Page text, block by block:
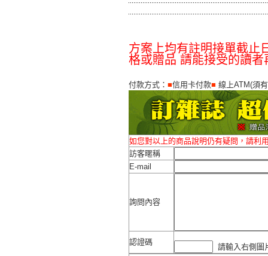
方案上均有註明接單截止
格或贈品 請能接受的讀
付款方式： ■信用卡付款■ 線上ATM(須
如您對以上的商品說明仍有疑問，請利
訪客暱稱
E-mail
詢問內容
認證碼
請輸入右側